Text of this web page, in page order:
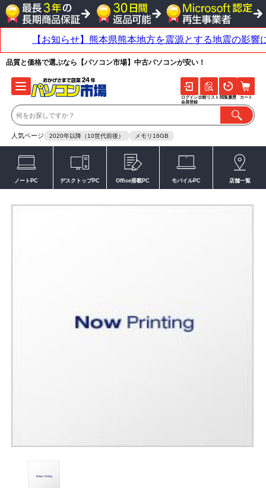
品質と価格で選ぶなら【パソコン市場】中古パソコンが安い！
人気ページ 2020年以降（10世代前後） メモリ16GB
ログイン
会員登録
比較リスト 閲覧履歴 カート
ノートPC デスクトップPC Office搭載PC モバイルPC 店舗一覧